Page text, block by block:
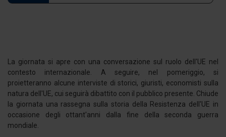
La giornata si apre con una conversazione sul ruolo dell'UE nel
contesto internazionale. A seguire, nel pomeriggio, si
proietteranno alcune interviste di storici, giuristi, economisti sulla
natura dell'UE, cui seguirà dibattito con il pubblico presente. Chiude
la giornata una rassegna sulla storia della Resistenza dell'UE in
occasione degli ottant'anni dalla fine della seconda guerra
mondiale.